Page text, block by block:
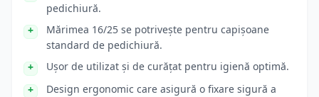
pedichiură.
Mărimea 16/25 se potrivește pentru capișoane
standard de pedichiură.
Ușor de utilizat și de curățat pentru igienă optimă.
Design ergonomic care asigură o fixare sigură a